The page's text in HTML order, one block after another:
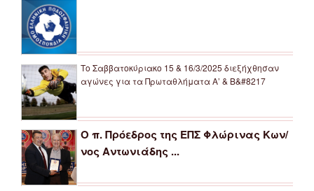
Το Σαββατοκύριακο 15 & 16/3/2025 διεξήχθησαν
αγώνες για τα Πρωταθλήματα Α’ & Β&#8217
Ο π. Πρόεδρος της ΕΠΣ Φλώρινας Κων/
νος Αντωνιάδης ...